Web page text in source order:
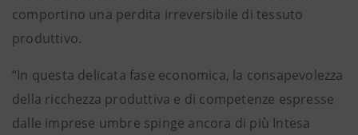
comportino una perdita irreversibile di tessuto
produttivo.
“In questa delicata fase economica, la consapevolezza
della ricchezza produttiva e di competenze espresse
dalle imprese umbre spinge ancora di più Intesa